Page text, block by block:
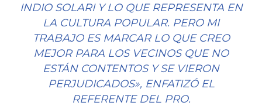
INDIO SOLARI Y LO QUE REPRESENTA EN
LA CULTURA POPULAR. PERO MI
TRABAJO ES MARCAR LO QUE CREO
MEJOR PARA LOS VECINOS QUE NO
ESTÁN CONTENTOS Y SE VIERON
PERJUDICADOS», ENFATIZÓ EL
REFERENTE DEL PRO.